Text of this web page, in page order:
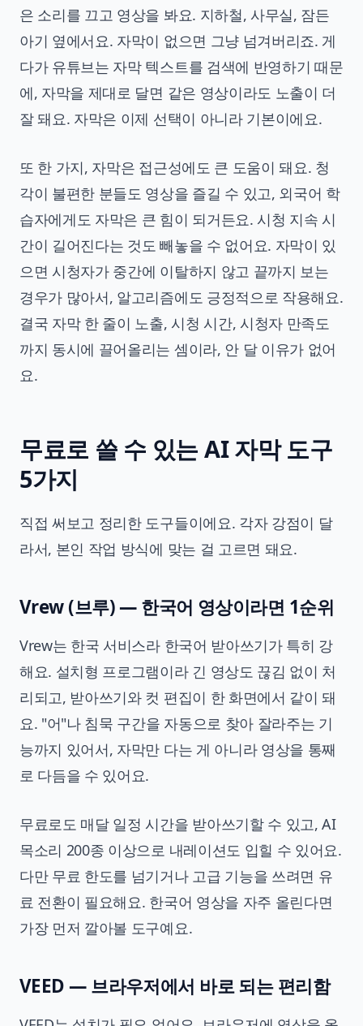
은 소리를 끄고 영상을 봐요. 지하철, 사무실, 잠든
아기 옆에서요. 자막이 없으면 그냥 넘겨버리죠. 게
다가 유튜브는 자막 텍스트를 검색에 반영하기 때문
에, 자막을 제대로 달면 같은 영상이라도 노출이 더
잘 돼요. 자막은 이제 선택이 아니라 기본이에요.
또 한 가지, 자막은 접근성에도 큰 도움이 돼요. 청
각이 불편한 분들도 영상을 즐길 수 있고, 외국어 학
습자에게도 자막은 큰 힘이 되거든요. 시청 지속 시
간이 길어진다는 것도 빼놓을 수 없어요. 자막이 있
으면 시청자가 중간에 이탈하지 않고 끝까지 보는
경우가 많아서, 알고리즘에도 긍정적으로 작용해요.
결국 자막 한 줄이 노출, 시청 시간, 시청자 만족도
까지 동시에 끌어올리는 셈이라, 안 달 이유가 없어
요.
무료로 쓸 수 있는 AI 자막 도구
5가지
직접 써보고 정리한 도구들이에요. 각자 강점이 달
라서, 본인 작업 방식에 맞는 걸 고르면 돼요.
Vrew (브루) — 한국어 영상이라면 1순위
Vrew는 한국 서비스라 한국어 받아쓰기가 특히 강
해요. 설치형 프로그램이라 긴 영상도 끊김 없이 처
리되고, 받아쓰기와 컷 편집이 한 화면에서 같이 돼
요. "어"나 침묵 구간을 자동으로 찾아 잘라주는 기
능까지 있어서, 자막만 다는 게 아니라 영상을 통째
로 다듬을 수 있어요.
무료로도 매달 일정 시간을 받아쓰기할 수 있고, AI
목소리 200종 이상으로 내레이션도 입힐 수 있어요.
다만 무료 한도를 넘기거나 고급 기능을 쓰려면 유
료 전환이 필요해요. 한국어 영상을 자주 올린다면
가장 먼저 깔아볼 도구예요.
VEED — 브라우저에서 바로 되는 편리함